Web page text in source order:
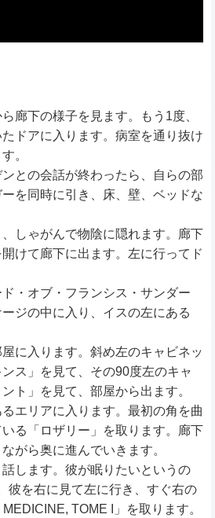
廊下の様子を見ます。もう1度、
ドアに入ります。病室を通り抜け
。
との会話が終わったら、自らの部
を同時に引き、床、壁、ベッドな
しゃがんで物陰に隠れます。廊下
けて廊下に出ます。左に行ってド
・オブ・フランシス・サンダー
ジの中に入り、イスの左にある
に入ります。斜め左のキャビネッ
ス」を見て、その90度左のキャ
ト」を見て、部屋から出ます。
エリアに入ります。最初の角を曲
る「ロザリー」を取ります。廊下
がら奥に進んでいきます。
します。彼が眠りたいというの
彼を右に見て左に行き、すぐ右の
TOME I」を取ります。